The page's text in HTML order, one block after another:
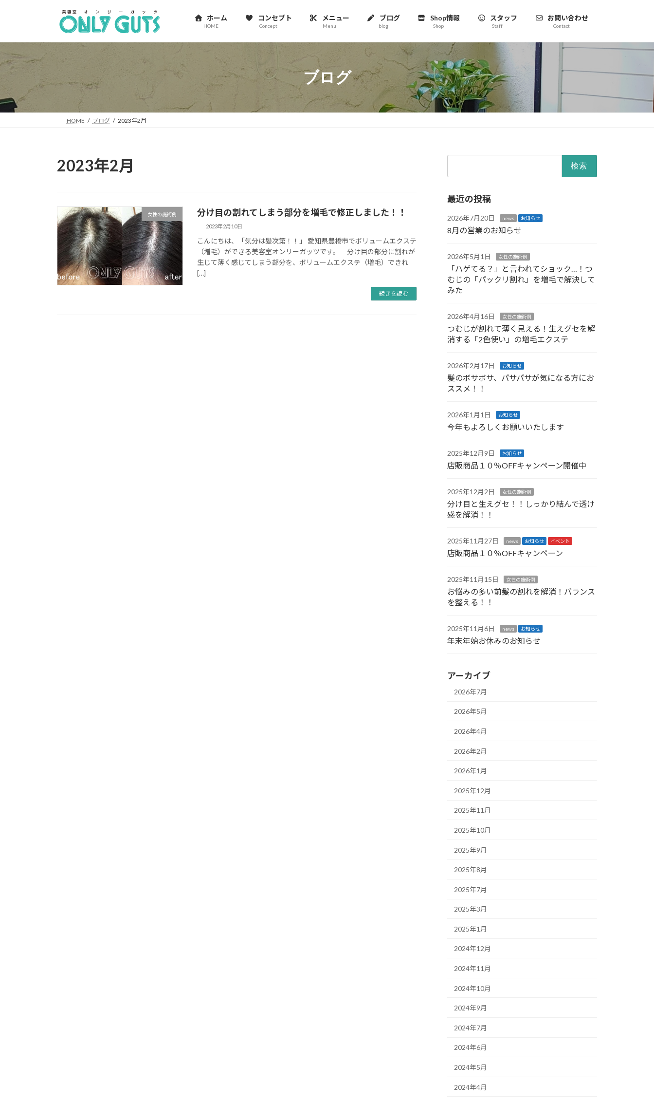
ン
へ
ッ
プ
ー
ョ
移
動
ホーム
HOME
コンセプト
Concept
メニュー
Menu
ブログ
blog
Shop情報
Shop
スタッフ
Staff
お問い合わせ
Contact
ブログ
HOME ブログ 2023年2月
2023年2月
女性の施術例 分け目の割れてしまう部分を増毛で修正しました！！
2023年2月10日
こんにちは、「気分は髪次第！！」 愛知県豊橋市でボリュームエクステ
（増毛）ができる美容室オンリーガッツです。 分け目の部分に割れが
生じて薄く感じてしまう部分を、ボリュームエクステ（増毛）できれ
[…]
続きを読む
最近の投稿
2026年7月20日 news お知らせ
8月の営業のお知らせ
2026年5月1日 女性の施術例
「ハゲてる？」と言われてショック…！つ
むじの「パックリ割れ」を増毛で解決して
みた
2026年4月16日 女性の施術例
つむじが割れて薄く見える！生えグセを解
消する「2色使い」の増毛エクステ
2026年2月17日 お知らせ
髪のボサボサ、パサパサが気になる方にお
ススメ！！
2026年1月1日 お知らせ
今年もよろしくお願いいたします
2025年12月9日 お知らせ
店販商品１０％OFFキャンペーン開催中
2025年12月2日 女性の施術例
分け目と生えグセ！！しっかり結んで透け
感を解消！！
2025年11月27日 news お知らせ イベント
店販商品１０％OFFキャンペーン
2025年11月15日 女性の施術例
お悩みの多い前髪の割れを解消！バランス
を整える！！
2025年11月6日 news お知らせ
年末年始お休みのお知らせ
アーカイブ
2026年7月
2026年5月
2026年4月
2026年2月
2026年1月
2025年12月
2025年11月
2025年10月
2025年9月
2025年8月
2025年7月
2025年3月
2025年1月
2024年12月
2024年11月
2024年10月
2024年9月
2024年7月
2024年6月
2024年5月
2024年4月